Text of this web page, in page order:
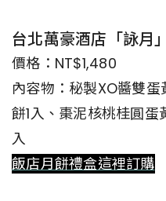
台北萬豪酒店「詠月
價格：NT$1,480
內容物：秘製XO醬雙蛋
餅1入、棗泥核桃桂圓
入
飯店月餅禮盒這裡訂購